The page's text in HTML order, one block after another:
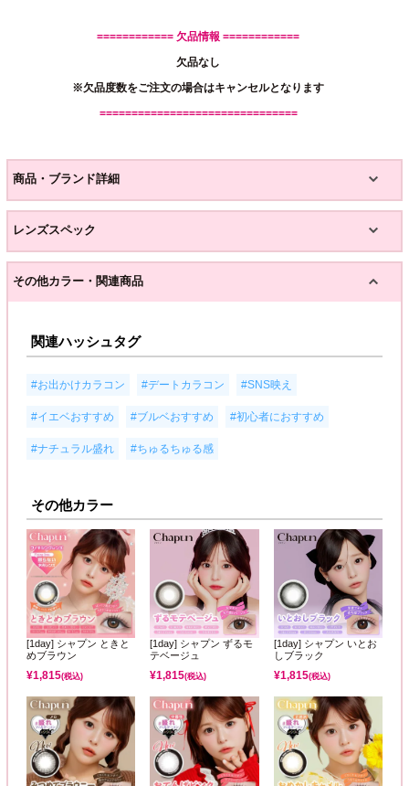
============ 欠品情報 ============
欠品なし
※欠品度数をご注文の場合はキャンセルとなります
===============================
商品・ブランド詳細
レンズスペック
その他カラー・関連商品
関連ハッシュタグ
#お出かけカラコン #デートカラコン #SNS映え
#イエベおすすめ #ブルベおすすめ #初心者におすすめ
#ナチュラル盛れ #ちゅるちゅる感
その他カラー
[1day] シャプン ときと
めブラウン
¥1,815(税込)
[1day] シャプン ずるモ
テベージュ
¥1,815(税込)
[1day] シャプン いとお
しブラック
¥1,815(税込)